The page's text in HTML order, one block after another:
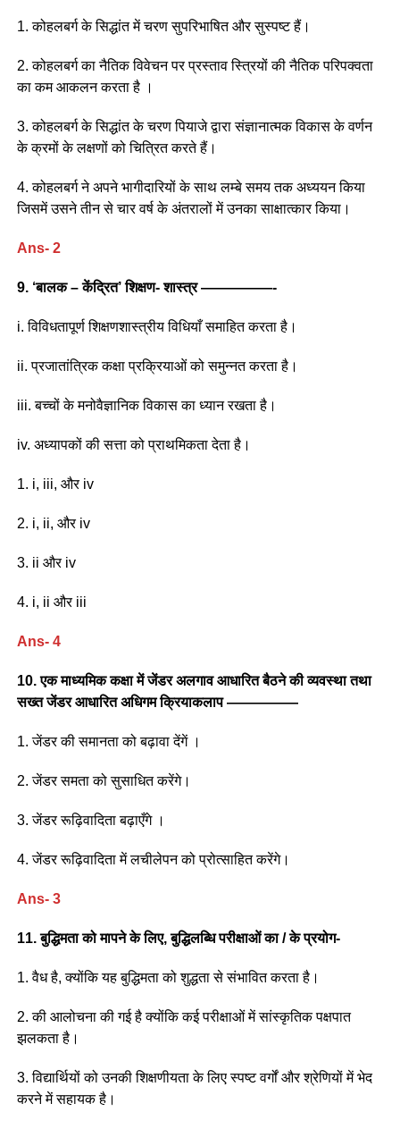
1. कोहलबर्ग के सिद्धांत में चरण सुपरिभाषित और सुस्पष्ट हैं।
2. कोहलबर्ग का नैतिक विवेचन पर प्रस्ताव स्त्रियों की नैतिक परिपक्वता
का कम आकलन करता है ।
3. कोहलबर्ग के सिद्धांत के चरण पियाजे द्वारा संज्ञानात्मक विकास के वर्णन
के क्रमों के लक्षणों को चित्रित करते हैं।
4. कोहलबर्ग ने अपने भागीदारियों के साथ लम्बे समय तक अध्ययन किया
जिसमें उसने तीन से चार वर्ष के अंतरालों में उनका साक्षात्कार किया।
Ans- 2
9. ‘बालक – केंद्रित’ शिक्षण- शास्त्र —————-
i. विविधतापूर्ण शिक्षणशास्त्रीय विधियाँ समाहित करता है।
ii. प्रजातांत्रिक कक्षा प्रक्रियाओं को समुन्नत करता है।
iii. बच्चों के मनोवैज्ञानिक विकास का ध्यान रखता है।
iv. अध्यापकों की सत्ता को प्राथमिकता देता है।
1. i, iii, और iv
2. i, ii, और iv
3. ii और iv
4. i, ii और iii
Ans- 4
10. एक माध्यमिक कक्षा में जेंडर अलगाव आधारित बैठने की व्यवस्था तथा
सख्त जेंडर आधारित अधिगम क्रियाकलाप —————
1. जेंडर की समानता को बढ़ावा देंगें ।
2. जेंडर समता को सुसाधित करेंगे।
3. जेंडर रूढ़िवादिता बढ़ाएँगे ।
4. जेंडर रूढ़िवादिता में लचीलेपन को प्रोत्साहित करेंगे।
Ans- 3
11. बुद्धिमता को मापने के लिए, बुद्धिलब्धि परीक्षाओं का / के प्रयोग-
1. वैध है, क्योंकि यह बुद्धिमता को शुद्धता से संभावित करता है।
2. की आलोचना की गई है क्योंकि कई परीक्षाओं में सांस्कृतिक पक्षपात
झलकता है।
3. विद्यार्थियों को उनकी शिक्षणीयता के लिए स्पष्ट वर्गों और श्रेणियों में भेद
करने में सहायक है।